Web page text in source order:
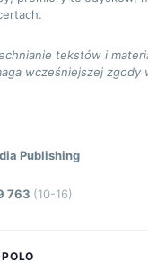
tekstów i
wcześniejszej zgody
Publishing
763 (10-16)